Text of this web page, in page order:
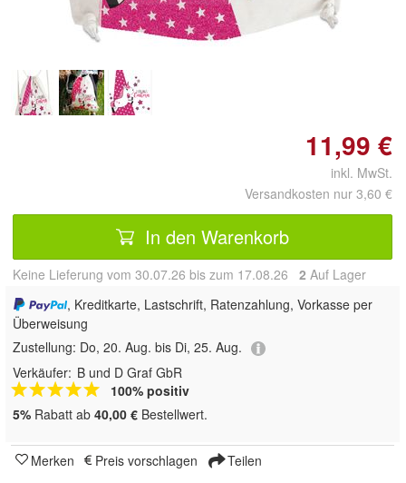
11,99 €
inkl. MwSt.
Versandkosten nur 3,60 €
In den Warenkorb
Keine Lieferung vom 30.07.26 bis zum 17.08.26 2 Auf Lager
, Kreditkarte, Lastschrift, Ratenzahlung, Vorkasse per
Überweisung
Zustellung: Do, 20. Aug. bis Di, 25. Aug.
Verkäufer: B und D Graf GbR
100% positiv
5% Rabatt ab 40,00 € Bestellwert.
Merken Preis vorschlagen Teilen